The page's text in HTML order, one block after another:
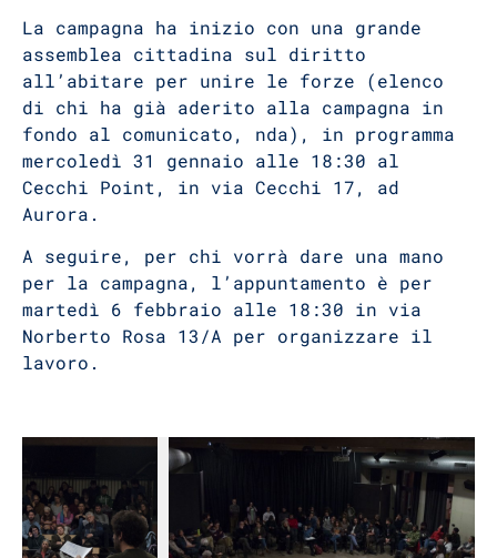
La campagna ha inizio con una grande
assemblea cittadina sul diritto
all’abitare per unire le forze (elenco
di chi ha già aderito alla campagna in
fondo al comunicato, nda), in programma
mercoledì 31 gennaio alle 18:30 al
Cecchi Point, in via Cecchi 17, ad
Aurora.
A seguire, per chi vorrà dare una mano
per la campagna, l’appuntamento è per
martedì 6 febbraio alle 18:30 in via
Norberto Rosa 13/A per organizzare il
lavoro.